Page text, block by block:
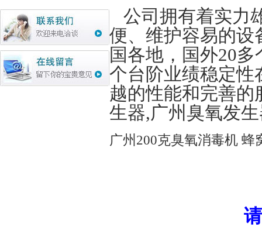
公司拥有着实力
便、维护容易的设
国各地，国外20
个台阶业绩稳定性
越的性能和完善
生器,广州臭氧发
广州200克臭氧消毒机